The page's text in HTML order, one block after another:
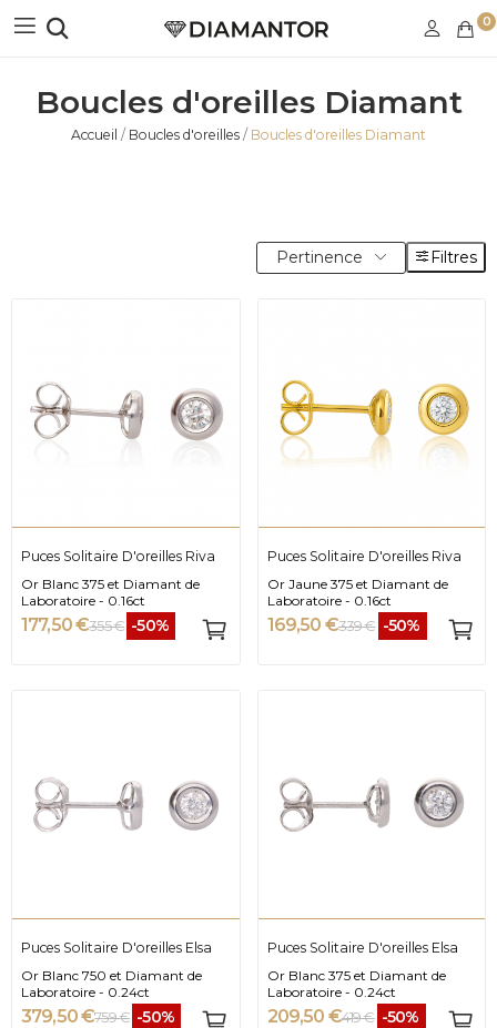
0
Boucles d'oreilles Diamant
Accueil Boucles d'oreilles Boucles d'oreilles Diamant
Pertinence Filtres
Puces Solitaire D'oreilles Riva
Or Blanc 375 et Diamant de
Laboratoire - 0.16ct
177,50 €355 € -50%
Puces Solitaire D'oreilles Riva
Or Jaune 375 et Diamant de
Laboratoire - 0.16ct
169,50 €339 € -50%
Puces Solitaire D'oreilles Elsa
Or Blanc 750 et Diamant de
Laboratoire - 0.24ct
379,50 €759 € -50%
Puces Solitaire D'oreilles Elsa
Or Blanc 375 et Diamant de
Laboratoire - 0.24ct
209,50 €419 € -50%